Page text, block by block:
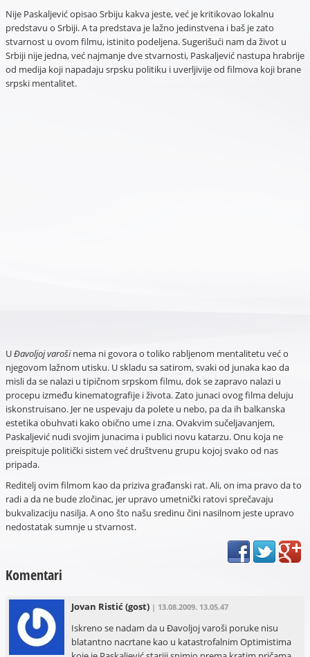
Nije Paskaljević opisao Srbiju kakva jeste, već je kritikovao lokalnu
predstavu o Srbiji. A ta predstava je lažno jedinstvena i baš je zato
stvarnost u ovom filmu, istinito podeljena. Sugerišući nam da život u
Srbiji nije jedna, već najmanje dve stvarnosti, Paskaljević nastupa hrabrije
od medija koji napadaju srpsku politiku i uverljivije od filmova koji brane
srpski mentalitet.
UĐavoljoj varošinema ni govora o toliko rabljenom mentalitetu već o
njegovom lažnom utisku. U skladu sa satirom, svaki od junaka kao da
misli da se nalazi u tipičnom srpskom filmu, dok se zapravo nalazi u
procepu između kinematografije i života. Zato junaci ovog filma deluju
iskonstruisano. Jer ne uspevaju da polete u nebo, pa da ih balkanska
estetika obuhvati kako obično ume i zna. Ovakvim sučeljavanjem,
Paskaljević nudi svojim junacima i publici novu katarzu. Onu koja ne
preispituje politički sistem već društvenu grupu kojoj svako od nas
pripada.
Reditelj ovim filmom kao da priziva građanski rat. Ali, on ima pravo da to
radi a da ne bude zločinac, jer upravo umetnički ratovi sprečavaju
bukvalizaciju nasilja. A ono što našu sredinu čini nasilnom jeste upravo
nedostatak sumnje u stvarnost.
Komentari
Jovan Ristić(gost) | 13.08.2009. 13.05.47
Iskreno se nadam da u Đavoljoj varoši poruke nisu
blatantno nacrtane kao u katastrofalnim Optimistima